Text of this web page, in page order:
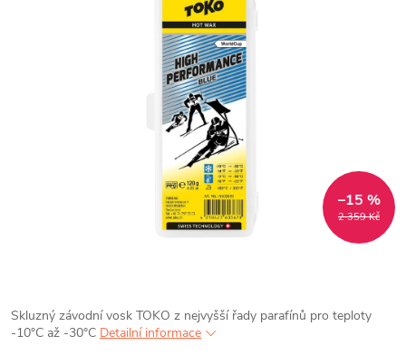
2 359 Kč
–15 %
Skluzný závodní vosk TOKO z nejvyšší řady parafínů pro teploty
-10°C až -30°C Detailní informace